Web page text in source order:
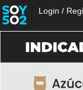
Login /